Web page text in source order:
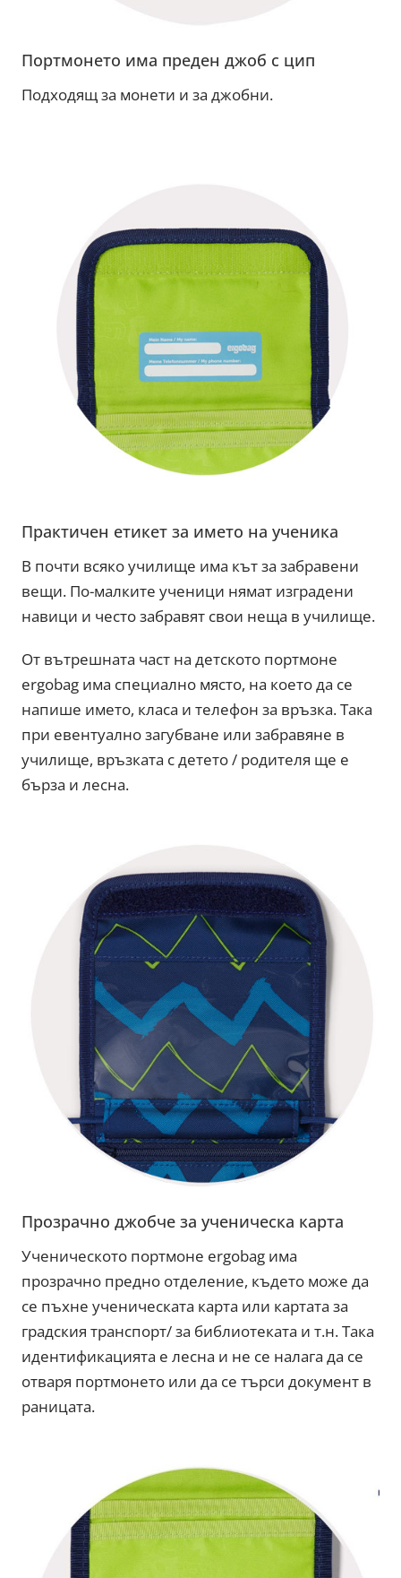
Портмонето има преден джоб с цип
Подходящ за монети и за джобни.
Практичен етикет за името на ученика
В почти всяко училище има кът за забравени
вещи. По-малките ученици нямат изградени
навици и често забравят свои неща в училище.
От вътрешната част на детското портмоне
ergobag има специално място, на което да се
напише името, класа и телефон за връзка. Така
при евентуално загубване или забравяне в
училище, връзката с детето / родителя ще е
бърза и лесна.
Прозрачно джобче за ученическа карта
Ученическото портмоне ergobag има
прозрачно предно отделение, където може да
се пъхне ученическата карта или картата за
градския транспорт/ за библиотеката и т.н. Така
идентификацията е лесна и не се налага да се
отваря портмонето или да се търси документ в
раницата.